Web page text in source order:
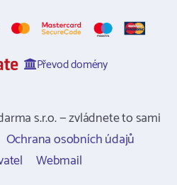
Převod domény
s.r.o. — zvládnete to sami
Ochrana osobních údajů
Webmail